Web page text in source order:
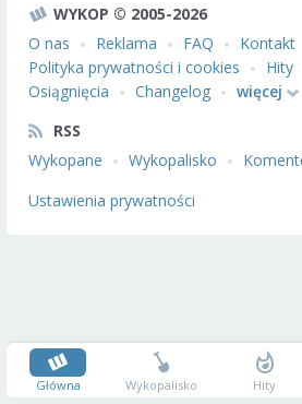
WYKOP © 2005-2026
O nas
Reklama FAQ Kontakt
Polityka prywatności i cookies
Hity
Osiągnięcia
Changelog
więcej
RSS
Wykopane
Wykopalisko
Ustawienia prywatności
Główna Wykopalisko Hity